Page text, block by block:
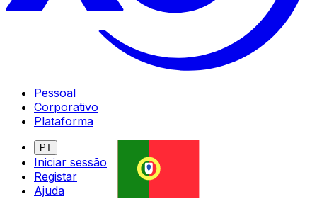
Pessoal
Corporativo
Plataforma
PT
Iniciar sessão
Registar
Ajuda